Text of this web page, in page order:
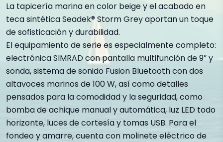
La tapicería marina en color beige y el acabado en
teca sintética Seadek® Storm Grey aportan un toque
de sofisticación y durabilidad.
El equipamiento de serie es especialmente completo:
electrónica SIMRAD con pantalla multifunción de 9” y
sonda, sistema de sonido Fusion Bluetooth con dos
altavoces marinos de 100 W, así como detalles
pensados para la comodidad y la seguridad, como
bomba de achique manual y automática, luz LED todo
horizonte, luces de cortesía y tomas USB. Para el
fondeo y amarre, cuenta con molinete eléctrico de